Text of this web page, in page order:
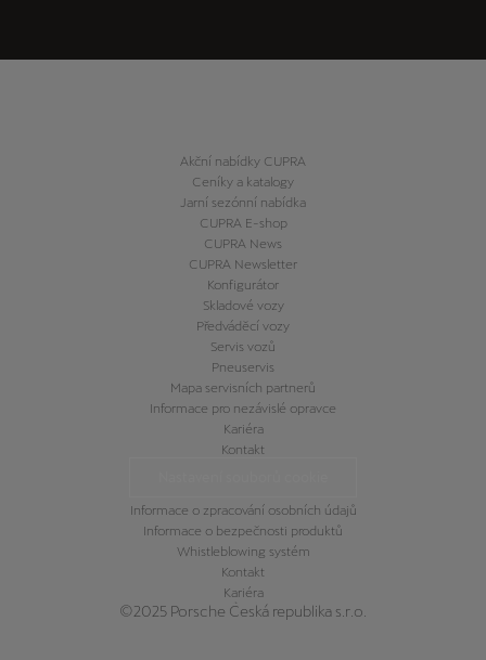
Akční nabídky CUPRA
Ceníky a katalogy
Jarní sezónní nabídka
CUPRA E-shop
CUPRA News
CUPRA Newsletter
Konfigurátor
Skladové vozy
Předváděcí vozy
Servis vozů
Pneuservis
Mapa servisních partnerů
Informace pro nezávislé opravce
Kariéra
Kontakt
Informace o zpracování osobních údajů
Informace o bezpečnosti produktů
Whistleblowing systém
Kontakt
Kariéra
©2025 Porsche Česká republika s.r.o.